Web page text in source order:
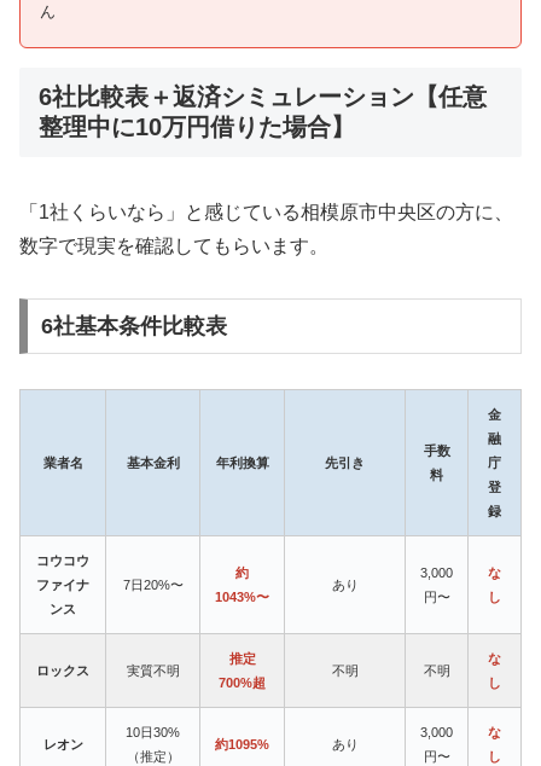
ん
6社比較表＋返済シミュレーション【任意
整理中に10万円借りた場合】
「1社くらいなら」と感じている相模原市中央区の方に、
数字で現実を確認してもらいます。
6社基本条件比較表
業者名 基本金利 年利換算 先引き
手数
料
金
融
庁
登
録
コウコウ
ファイナ
ンス
7日20%〜
約
1043%〜
あり
3,000
円〜
な
し
ロックス 実質不明
推定
700%超
不明 不明
な
し
レオン
10日30%
（推定）
約1095% あり
3,000
円〜
な
し